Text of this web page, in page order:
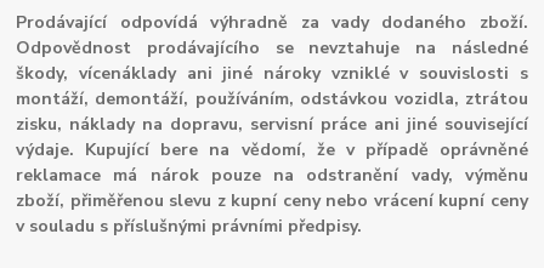
Prodávající odpovídá výhradně za vady dodaného zboží.
Odpovědnost prodávajícího se nevztahuje na následné
škody, vícenáklady ani jiné nároky vzniklé v souvislosti s
montáží, demontáží, používáním, odstávkou vozidla, ztrátou
zisku, náklady na dopravu, servisní práce ani jiné související
výdaje. Kupující bere na vědomí, že v případě oprávněné
reklamace má nárok pouze na odstranění vady, výměnu
zboží, přiměřenou slevu z kupní ceny nebo vrácení kupní ceny
v souladu s příslušnými právními předpisy.